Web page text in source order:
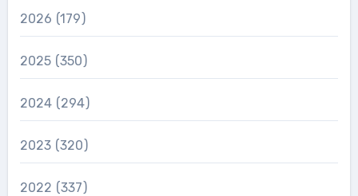
2026 (179)
2025 (350)
2024 (294)
2023 (320)
2022 (337)